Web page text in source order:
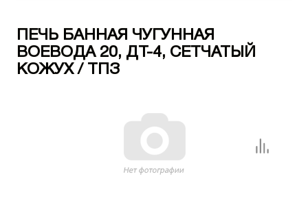
ПЕЧЬ БАННАЯ ЧУГУННАЯ
ВОЕВОДА 20, ДТ-4, СЕТЧАТЫЙ
КОЖУХ / ТПЗ